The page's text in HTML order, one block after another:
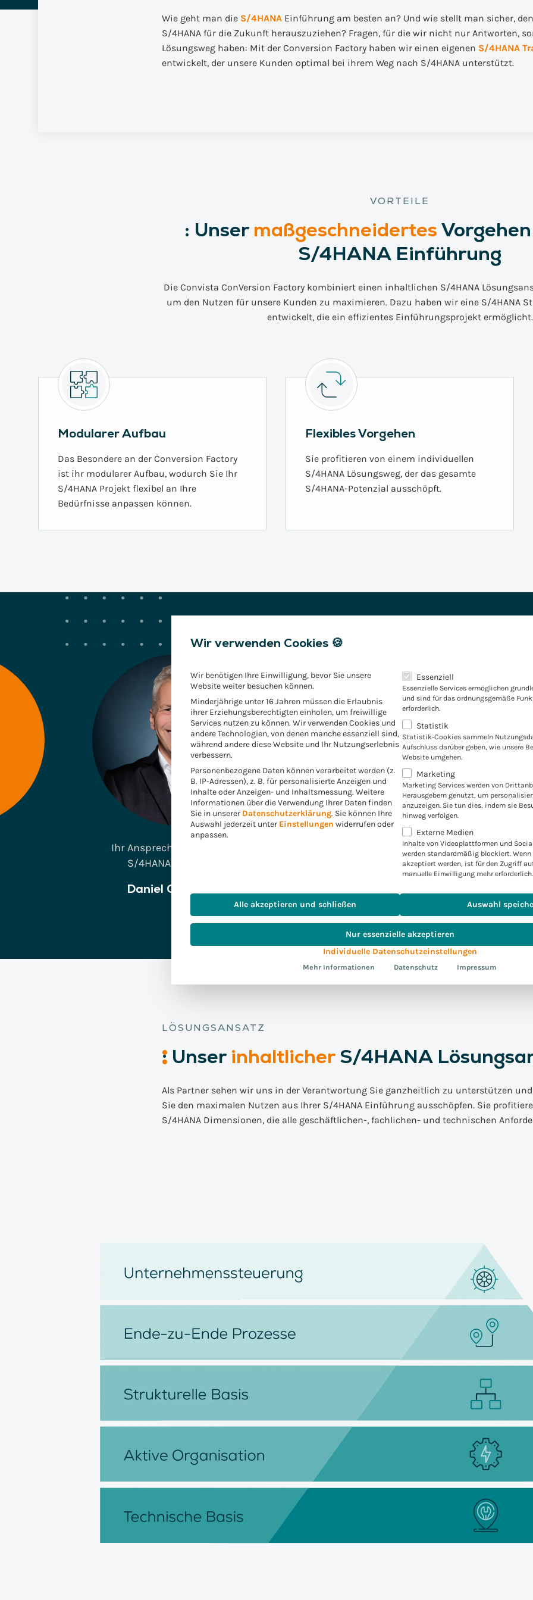
Wie geht man die S/4HANA Einführung am besten an? Und wie stellt man sicher,
S/4HANA für die Zukunft herauszuziehen? Fragen, für die wir nicht nur Antworten,
Lösungsweg haben: Mit der Conversion Factory haben wir einen eigenen S/4HANA
entwickelt, der unsere Kunden optimal bei ihrem Weg nach S/4HANA unterstützt.
VORTEILE
: Unser maßgeschneidertes
S/4HANA Einführung
Die Convista ConVersion Factory kombiniert einen inhaltlichen S/4HANA
um den Nutzen für unsere Kunden zu maximieren. Dazu haben wir eine S/4HANA
entwickelt, die ein effizientes Einführungsprojekt ermöglicht.
Modularer Aufbau
Das Besondere an der Conversion Factory
ist ihr modularer Aufbau, wodurch Sie Ihr
S/4HANA Projekt flexibel an Ihre
Bedürfnisse anpassen können.
Flexibles Vorgehen
Sie profitieren von einem individuellen
S/4HANA Lösungsweg, der das gesamte
S/4HANA-Potenzial ausschöpft.
KONTAKT
:WennSie
Conversion
sich gerne
Jetzt Beratung anfragen
Ihr Ansprechpartner für die
S/4HANA Einführung
Daniel Ottenberg
LÖSUNGSANSATZ
: Unser inhaltlicherS/4HANA
Als Partner sehen wir uns in der Verantwortung Sie ganzheitlich zu unterstützen
Sie den maximalen Nutzen aus Ihrer S/4HANA Einführung ausschöpfen. Sie
S/4HANA Dimensionen, die alle geschäftlichen-, fachlichen- und technischen
Wir verwenden Cookies 🍪
Wir benötigen Ihre Einwilligung, bevor Sie unsere
Website weiter besuchen können.
Minderjährige unter 16 Jahren müssen die Erlaubnis
ihrer Erziehungsberechtigten einholen, um freiwillige
Services nutzen zu können. Wir verwenden Cookies und
andere Technologien, von denen manche essenziell sind,
während andere diese Website und Ihr Nutzungserlebnis
verbessern.
Personenbezogene Daten können verarbeitet werden (z.
B. IP-Adressen), z. B. für personalisierte Anzeigen und
Inhalte oder Anzeigen- und Inhaltsmessung. Weitere
Informationen über die Verwendung Ihrer Daten finden
Sie in unserer Datenschutzerklärung. Sie können Ihre
Auswahl jederzeit unter Einstellungen widerrufen oder
anpassen.
Es folgt eine Liste der
Essenziell
Essenzielle Services ermöglichen
und sind für das ordnungsgemäße
erforderlich.
Statistik
Statistik-Cookies sammeln
Aufschluss darüber geben, wie unsere
Website umgehen.
Marketing
Marketing Services werden von
Herausgebern genutzt, um
anzuzeigen. Sie tun dies, indem sie
hinweg verfolgen.
Externe Medien
Inhalte von Videoplattformen und
werden standardmäßig blockiert. Wenn
akzeptiert werden, ist für den Zugriff
manuelle Einwilligung mehr erforderlich.
Alle akzeptieren und schließen Auswahl
Nur essenzielle akzeptieren
Individuelle Datenschutzeinstellungen
Mehr Informationen Datenschutz Impressum